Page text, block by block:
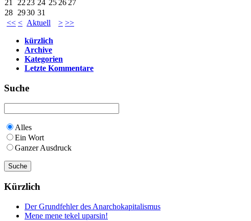
<< < Aktuell > >>
21
22 23 24 25 26 27
28 2930 31
kürzlich
Archive
Kategorien
Letzte Kommentare
Suche
Alles
Ein Wort
Ganzer Ausdruck
Kürzlich
Der Grundfehler des Anarchokapitalismus
Mene mene tekel uparsin!